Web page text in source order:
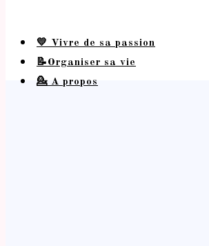
💛 Vivre de sa passion
📝Organiser sa vie
💁 A propos